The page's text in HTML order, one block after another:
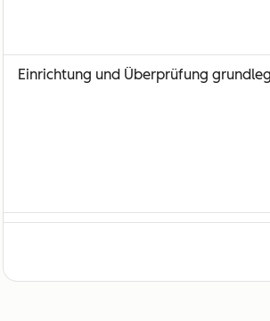
Einrichtung und Überprüfung
Onboarding des Teams